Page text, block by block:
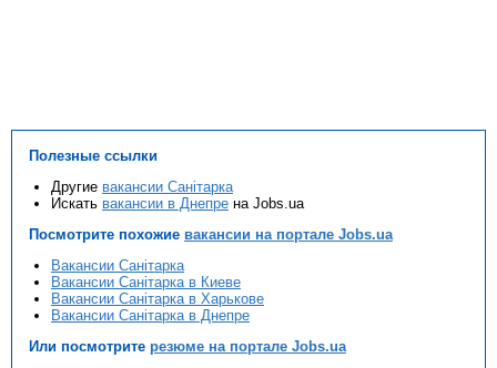
Полезные ссылки
Другие вакансии Санітарка
Искать вакансии в Днепре на Jobs.ua
Посмотрите похожие вакансии на портале Jobs.ua
Вакансии Санітарка
Вакансии Санітарка в Киеве
Вакансии Санітарка в Харькове
Вакансии Санітарка в Днепре
Или посмотрите резюме на портале Jobs.ua